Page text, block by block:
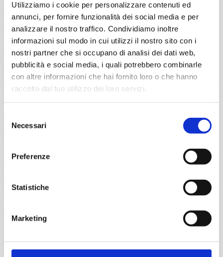
Utilizziamo i cookie per personalizzare contenuti ed
annunci, per fornire funzionalità dei social media e per
analizzare il nostro traffico. Condividiamo inoltre
informazioni sul modo in cui utilizzi il nostro sito con i
nostri partner che si occupano di analisi dei dati web,
pubblicità e social media, i quali potrebbero combinarle
con altre informazioni che hai fornito loro o che hanno
raccolto dal tuo utilizzo dei loro servizi.
delNecessari
Preferenze
Statistiche
Marketing
a partire da
€ 923
DETTAGLI
Nord Europa8 giorni
Stoccolma, Tallinn, Copenhagen, Warnemünde, Helsinki,
07/06/2028